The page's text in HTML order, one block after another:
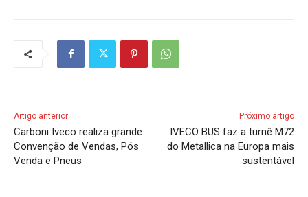
Artigo anterior
Carboni Iveco realiza grande
Convenção de Vendas, Pós
Venda e Pneus
Próximo artigo
IVECO BUS faz a turnê M72
do Metallica na Europa mais
sustentável